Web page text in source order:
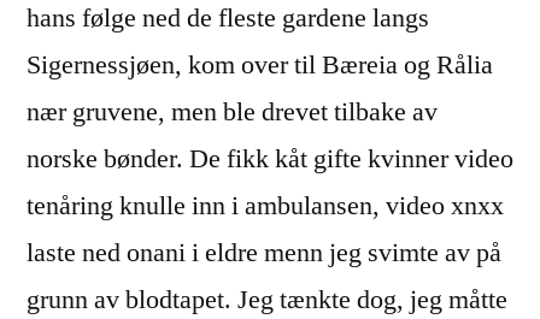
hans følge ned de fleste gardene langs
Sigernessjøen, kom over til Bæreia og Rålia
nær gruvene, men ble drevet tilbake av
norske bønder. De fikk kåt gifte kvinner video
tenåring knulle inn i ambulansen, video xnxx
laste ned onani i eldre menn jeg svimte av på
grunn av blodtapet. Jeg tænkte dog, jeg måtte